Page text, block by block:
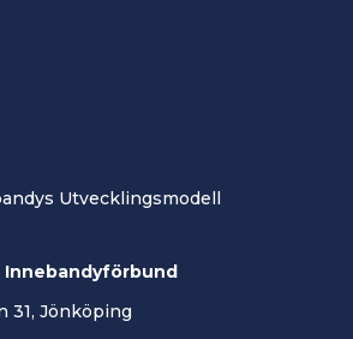
Utvecklingsmodell
Innebandyförbund
31, Jönköping